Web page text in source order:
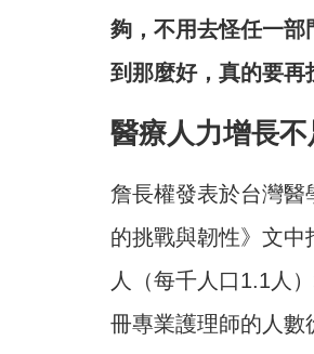
夠，不用去怪任一部
到那麼好，真的要再
醫療人力增長
詹長權發表於台灣醫
的挑戰與韌性》文
人（每千人口1.1人
冊專業護理師的人數